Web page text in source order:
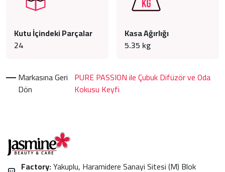
Kutu İçindeki Parçalar
24
Kasa Ağırlığı
5.35 kg
Markasına Geri
Dön
PURE PASSION ile Çubuk Difüzör ve Oda
Kokusu Keyfi
Factory:Yakuplu, Haramidere Sanayi Sitesi (M) Blok